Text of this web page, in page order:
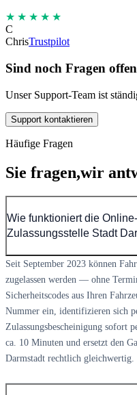
★★★★★
C
ChrisTrustpilot
Sind noch Fragen
Unser Support-Team ist
Support kontaktieren
Häufige Fragen
Sie fragen,wir
Wie funktioniert die
Zulassungsstelle Stadt
Seit September 2023 können
zugelassen werden — ohne
Sicherheitscodes aus Ihren
Nummer ein, identifizieren sich
Zulassungsbescheinigung sofort
ca. 10 Minuten und ersetzt den
Darmstadt rechtlich gleichwertig.